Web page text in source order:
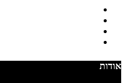
אודות